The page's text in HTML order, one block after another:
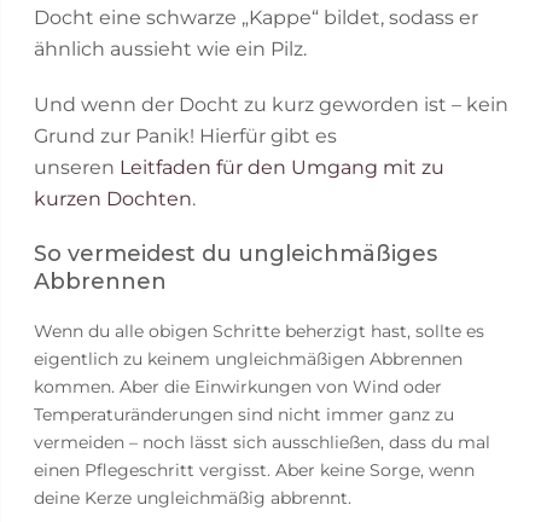
Docht eine schwarze „Kappe“ bildet, sodass er
ähnlich aussieht wie ein Pilz.
Und wenn der Docht zu kurz geworden ist – kein
Grund zur Panik! Hierfür gibt es
unseren Leitfaden für den Umgang mit zu
kurzen Dochten.
So vermeidest du ungleichmäßiges
Abbrennen
Wenn du alle obigen Schritte beherzigt hast, sollte es
eigentlich zu keinem ungleichmäßigen Abbrennen
kommen. Aber die Einwirkungen von Wind oder
Temperaturänderungen sind nicht immer ganz zu
vermeiden – noch lässt sich ausschließen, dass du mal
einen Pflegeschritt vergisst. Aber keine Sorge, wenn
deine Kerze ungleichmäßig abbrennt.